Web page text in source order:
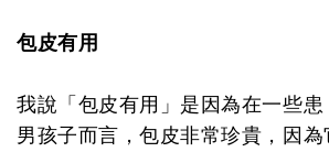
包皮有用
我說「包皮有用」是因為在一些
男孩子而言，包皮非常珍貴，因